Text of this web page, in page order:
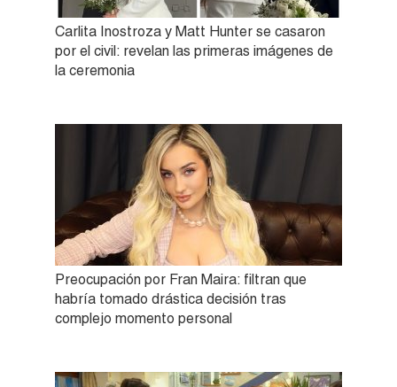
Carlita Inostroza y Matt Hunter se casaron
por el civil: revelan las primeras imágenes de
la ceremonia
Preocupación por Fran Maira: filtran que
habría tomado drástica decisión tras
complejo momento personal